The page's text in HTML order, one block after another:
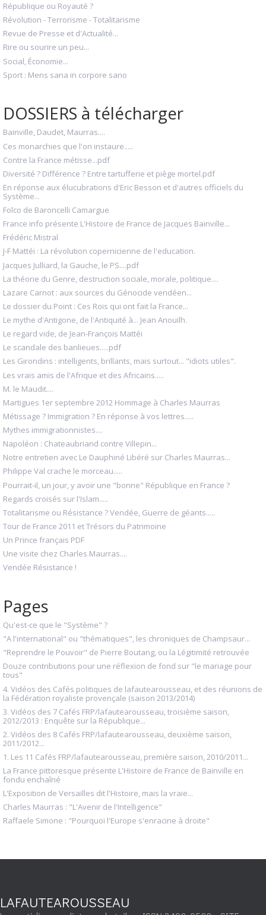
République ou Royauté ?
Révolution - Terrorisme - Totalitarisme
Revue de Presse et d'Actualité...
Rire ou sourire un peu...
Social, Économie...
Sport : Mens sana in corpore sano
DOSSIERS à télécharger
Bainville, Daudet, Maurras....
Ces monarchies que l'on instaure.....
Contre la France métisse...pdf
Diversité ? Différence ? Entre tartufferie et piège mortel.pdf
En réponse aux élucubrations d'Eric Besson et d'autres officiels du
Système...
Folco de Baroncelli Camargue
France info présente L'Histoire de France de Jacques Bainville...
Frédéric Mistral
J-F Mattéi : La révolution copernicienne de l'education.
Jacques Julliard, la Gauche, le PS....pdf
La théorie du Genre, destruction sociale, morale, politique....
Lazare Carnot : aux sources du Génocide vendéen...
Le dossier du Point : Ces Rois qui ont fait la France...
Le mythe d'Antigone, de l'Antiquité à... Jean Anouilh.
Le regard vide, de Jean-François Mattéi
Le scandale des banlieues.....pdf
Les Girondins : intelligents, brillants, mais surtout... "idiots utiles".
Les vrais amis de l'Afrique et des Africains.....
M. le Maudit....
Martigues 1er septembre 2012 Hommage à Charles Maurras
Métissage ? Immigration ? En réponse à vos lettres.....
Mythes immigrationnistes....
Napoléon : Chateaubriand contre Villepin...
Notre entretien avec Le Dauphiné Libéré sur Charles Maurras...
Philippe Val crache le morceau.....
Pourrait-il, un jour, y avoir une "bonne" République en France ?
Regards croisés sur l'Islam.....
Totalitarisme ou Résistance ? Vendée, Guerre de géants.....
Tour de France 2011 et Trésors du Patrimoine
Un Prince français PDF
Une visite chez Charles Maurras....
Vendée Résistance !
Pages
Qu'est-ce que le "Système" ?
"A l'international" ou "thématiques", les chroniques de Champsaur...
"Reprendre le Pouvoir" de Pierre Boutang, ou la Légitimité retrouvée
Douze contributions pour une réflexion de fond sur "le mariage pour
tous"
4. Vidéos des Cafés politiques de lafautearousseau, et des réunions de
la Fédération royaliste provençale (saison 2013/2014)
3. Vidéos des 7 Cafés FRP/lafautearousseau, troisième saison,
2012/2013 : Enquête sur la République...
2. Vidéos des 8 Cafés FRP/lafautearousseau, deuxième saison,
2011/2012...
1. Les 11 Cafés FRP/lafautearousseau, première saison, 2010/2011...
La France pittoresque présente L'Histoire de France de Bainville en
fondu enchaîné
L'Exposition de Versailles dit l'Histoire, mais la vraie...
Charles Maurras : "L'Avenir de l'Intelligence"
Raffaele Simone : "Pourquoi l'Europe s'enracine à droite"
LAFAUTEAROUSSEAU